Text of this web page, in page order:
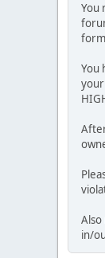
You
You
Also
in/